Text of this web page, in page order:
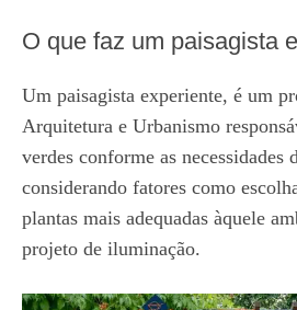
O que faz um paisagista
Um paisagista experiente, é um
Arquitetura e Urbanismo
verdes conforme as necessidades
considerando fatores como
plantas mais adequadas àquele
projeto de iluminação.